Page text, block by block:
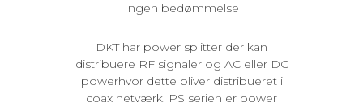
Ingen bedømmelse
DKT har power splitter der kan
distribuere RF signaler og AC eller DC
powerhvor dette bliver distribueret i
coax netværk. PS serien er power